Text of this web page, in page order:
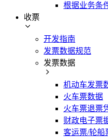
根据业务条
收票
开发指南
发票数据规范
发票数据
机动车发票
火车票数据
火车票退票
财政电子票
客运票/轮船